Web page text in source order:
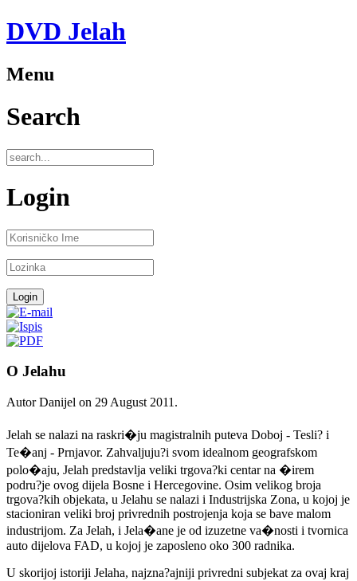
DVD Jelah
Menu
Search
Login
O Jelahu
Autor Danijel on 29 August 2011 .
Jelah se nalazi na raskri�ju magistralnih puteva Doboj - Tesli? i
Te�anj - Prnjavor. Zahvaljuju?i svom idealnom geografskom
polo�aju, Jelah predstavlja veliki trgova?ki centar na �irem
podru?je ovog dijela Bosne i Hercegovine. Osim velikog broja
trgova?kih objekata, u Jelahu se nalazi i Industrijska Zona, u kojoj je
stacioniran veliki broj privrednih postrojenja koja se bave malom
industrijom. Za Jelah, i Jela�ane je od izuzetne va�nosti i tvornica
auto dijelova FAD, u kojoj je zaposleno oko 300 radnika.
U skorijoj istoriji Jelaha, najzna?ajniji privredni subjekat za ovaj kraj